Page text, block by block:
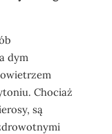
dym
Chociaż
są